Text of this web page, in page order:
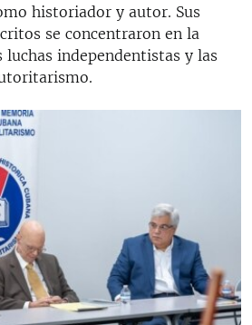
historiador y autor. Sus
se concentraron en la
luchas independentistas y las